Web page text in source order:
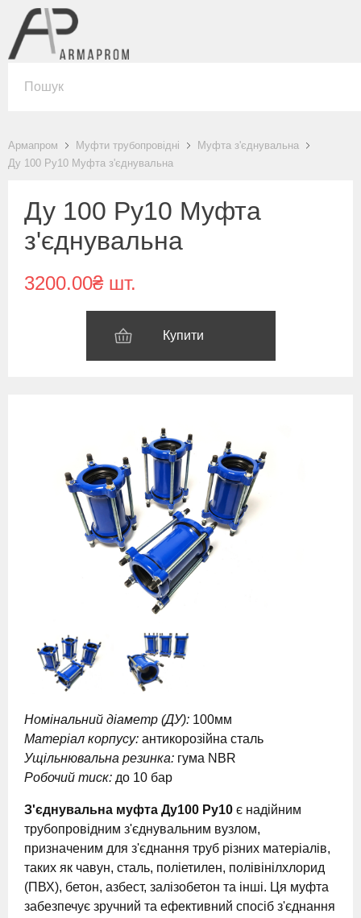
Армапром Муфти трубопровідні
Муфта з'єднувальна
Ду 100 Ру10 Муфта з'єднувальна
Ду 100 Ру10 Муфта
з'єднувальна
3200.00₴ шт.
Купити
Номінальний діаметр (ДУ): 100мм
Матеріал корпусу: антикорозійна сталь
Ущільнювальна резинка: гума NBR
Робочий тиск: до 10 бар
З'єднувальна муфта Ду100 Ру10 є надійним
трубопровідним з'єднувальним вузлом,
призначеним для з'єднання труб різних матеріалів,
таких як чавун, сталь, поліетилен, полівінілхлорид
(ПВХ), бетон, азбест, залізобетон та інші. Ця муфта
забезпечує зручний та ефективний спосіб з'єднання